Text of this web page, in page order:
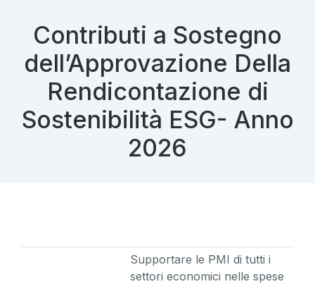
Contributi a Sostegno
dell’Approvazione Della
Rendicontazione di
Sostenibilità ESG- Anno
2026
Supportare le PMI di tutti i
settori economici nelle spese